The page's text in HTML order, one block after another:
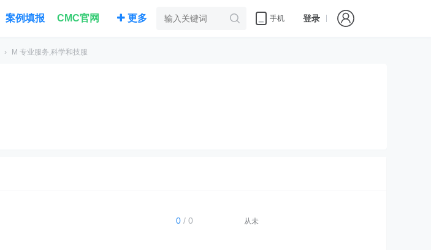
案例填报 CMC官网 更多 手机 登录
› M 专业服务,科学和技服
0/ 0 从未